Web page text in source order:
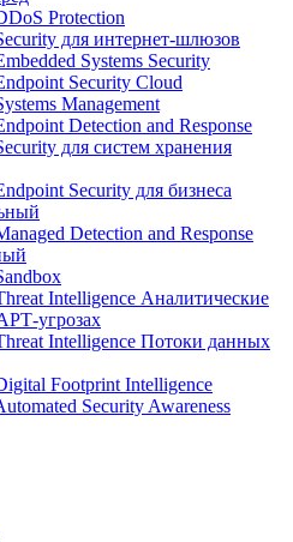
Protection
для интернет-шлюзов
Systems Security
Security Cloud
Management
Detection and Response
для систем хранения
Security для бизнеса
Detection and Response
Intelligence Аналитические
угрозах
Intelligence Потоки данных
Footprint Intelligence
Security Awareness